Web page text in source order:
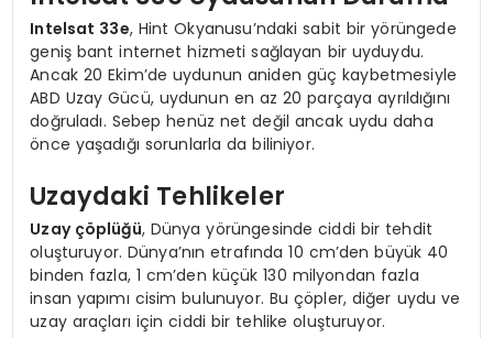
Intelsat 33e, Hint Okyanusu’ndaki sabit bir yörüngede
geniş bant internet hizmeti sağlayan bir uyduydu.
Ancak 20 Ekim’de uydunun aniden güç kaybetmesiyle
ABD Uzay Gücü, uydunun en az 20 parçaya ayrıldığını
doğruladı. Sebep henüz net değil ancak uydu daha
önce yaşadığı sorunlarla da biliniyor.
Uzaydaki Tehlikeler
Uzay çöplüğü, Dünya yörüngesinde ciddi bir tehdit
oluşturuyor. Dünya’nın etrafında 10 cm’den büyük 40
binden fazla, 1 cm’den küçük 130 milyondan fazla
insan yapımı cisim bulunuyor. Bu çöpler, diğer uydu ve
uzay araçları için ciddi bir tehlike oluşturuyor.